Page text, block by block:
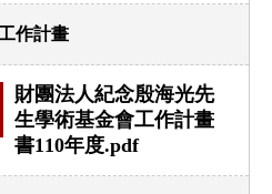
作計畫
財團法人紀念殷海光先
生學術基金會工作計畫
書110年度.pdf